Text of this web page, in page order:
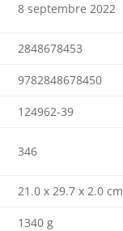
8 septembre 2022
2848678453
9782848678450
124962-39
346
21.0 x 29.7 x 2.0 cm
1340 g